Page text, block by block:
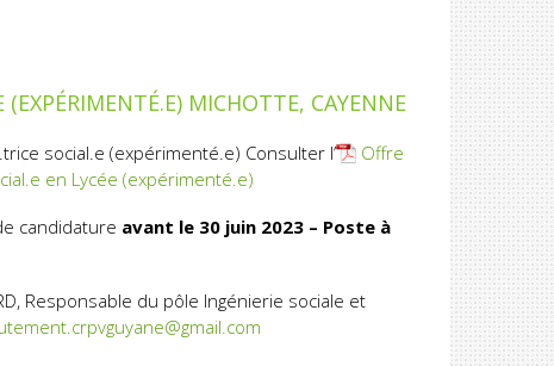
MICHOTTE, CAYENNE
social.e (expérimenté.e) Consulter l’
Offre
en Lycée (expérimenté.e)
candidature avant le 30 juin 2023 – Poste à
Responsable du pôle Ingénierie sociale et